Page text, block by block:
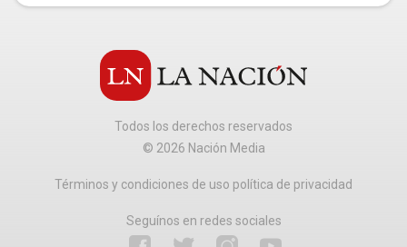
Todos los derechos reservados
© 2026 Nación Media
Términos y condiciones de uso política de privacidad
Seguínos en redes sociales